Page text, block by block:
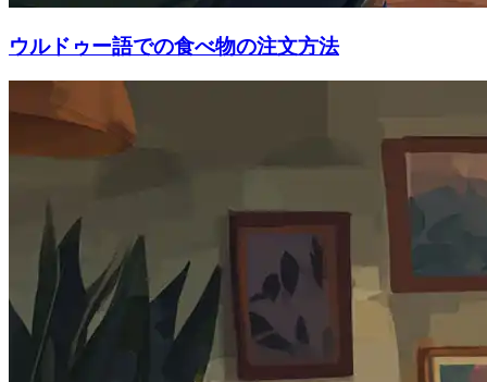
ウルドゥー語での食べ物の注文方法